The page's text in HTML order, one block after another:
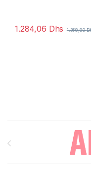
1.284,06 Dhs 1.358,80
Brands